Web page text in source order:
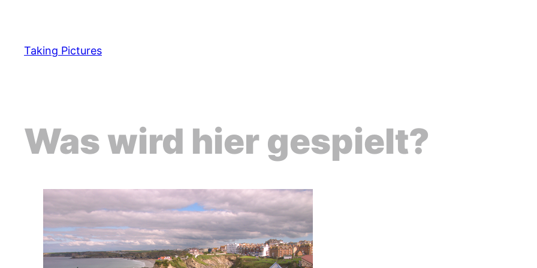
springen
Taking Pictures
Was wird hier gespielt?